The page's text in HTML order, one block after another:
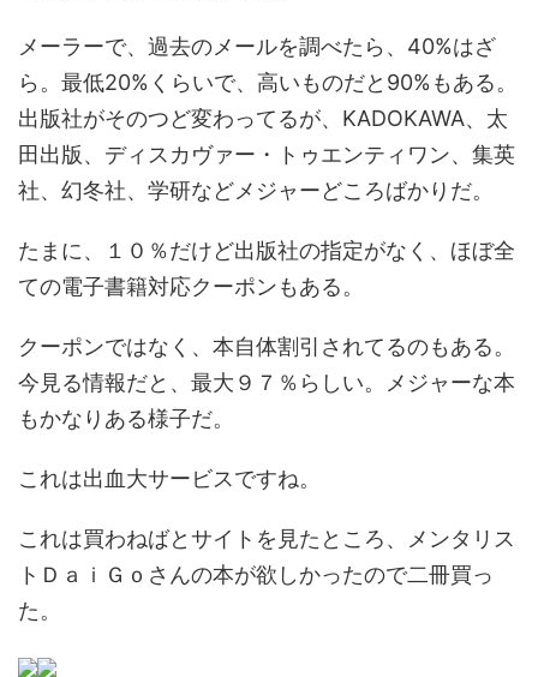
メーラーで、過去のメールを調べたら、40%はざ
ら。最低20%くらいで、高いものだと90%もある。
出版社がそのつど変わってるが、KADOKAWA、太
田出版、ディスカヴァー・トゥエンティワン、集英
社、幻冬社、学研などメジャーどころばかりだ。
たまに、１０％だけど出版社の指定がなく、ほぼ全
ての電子書籍対応クーポンもある。
クーポンではなく、本自体割引されてるのもある。
今見る情報だと、最大９７％らしい。メジャーな本
もかなりある様子だ。
これは出血大サービスですね。
これは買わねばとサイトを見たところ、メンタリス
トＤａｉＧｏさんの本が欲しかったので二冊買っ
た。